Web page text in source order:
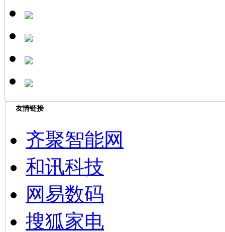
友情链接
齐聚智能网
和讯科技
网易数码
搜狐家电